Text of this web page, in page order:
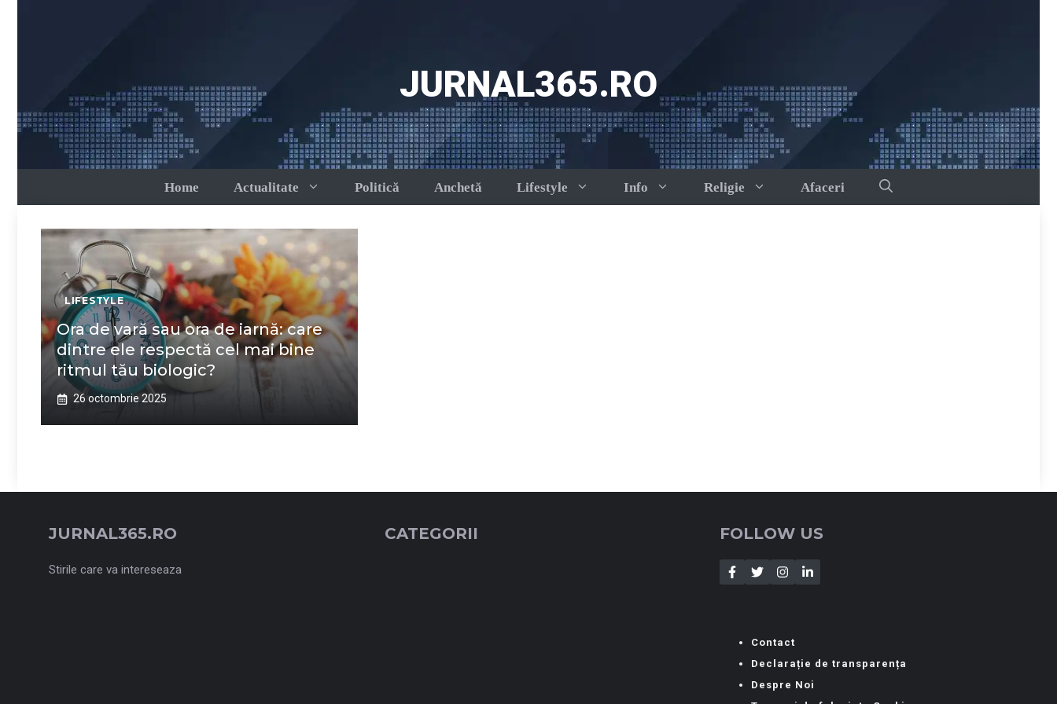
JURNAL365.RO
Home Actualitate Politică Anchetă Lifestyle Info Religie Afaceri
LIFESTYLE
Ora de vară sau ora de iarnă: care
dintre ele respectă cel mai bine
ritmul tău biologic?
26 octombrie 2025
JURNAL365.RO
Stirile care va intereseaza
CATEGORII FOLLOW US
Contact
Declarație de transparența
Despre Noi